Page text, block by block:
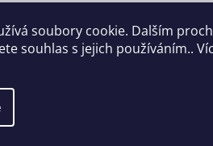
soubory cookie. Dalším
souhlas s jejich používáním..